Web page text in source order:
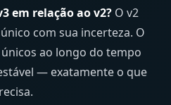
em relação ao v2? O v2
com sua incerteza. O
ao longo do tempo
— exatamente o que